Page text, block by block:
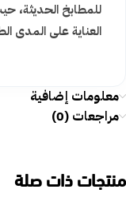
للمطابخ الحديثة،
العناية على المدى
معلومات إضافية
مراجعات (0)
منتجات ذات صلة